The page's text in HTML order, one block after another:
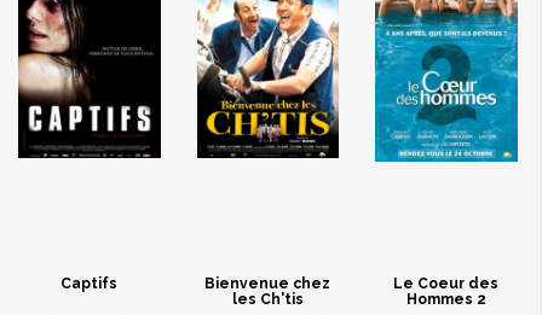
Captifs
Bienvenue chez
les Ch'tis
Le Coeur des
Hommes 2